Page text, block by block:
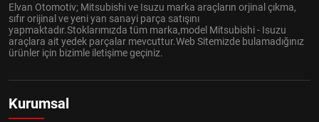
Elvan Otomotiv; Mitsubishi ve Isuzu marka araçların orjinal çıkma,
sıfır orijinal ve yeni yan sanayi parça satışını
yapmaktadır.Stoklarımızda tüm marka,model Mitsubishi - Isuzu
araçlara ait yedek parçalar mevcuttur.Web Sitemizde bulamadığınız
ürünler için bizimle iletişime geçiniz.
Kurumsal